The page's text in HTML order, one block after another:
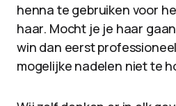
henna te gebruiken voor
haar. Mocht je je haar
win dan eerst
mogelijke nadelen niet te